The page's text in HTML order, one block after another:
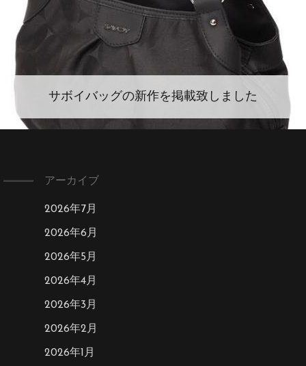
サボイバッグの新作を掲載致しました
アーカイブ
2026年7月
2026年6月
2026年5月
2026年4月
2026年3月
2026年2月
2026年1月